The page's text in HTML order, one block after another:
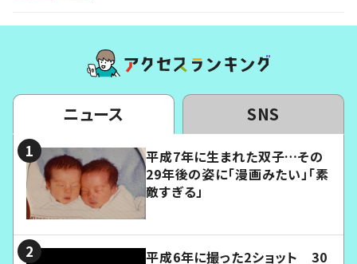
ニュース SNS
平成7年に生まれた双子…その
29年後の姿に「漫画みたい」「素
敵すぎる」
平成6年に撮った2ショット 30